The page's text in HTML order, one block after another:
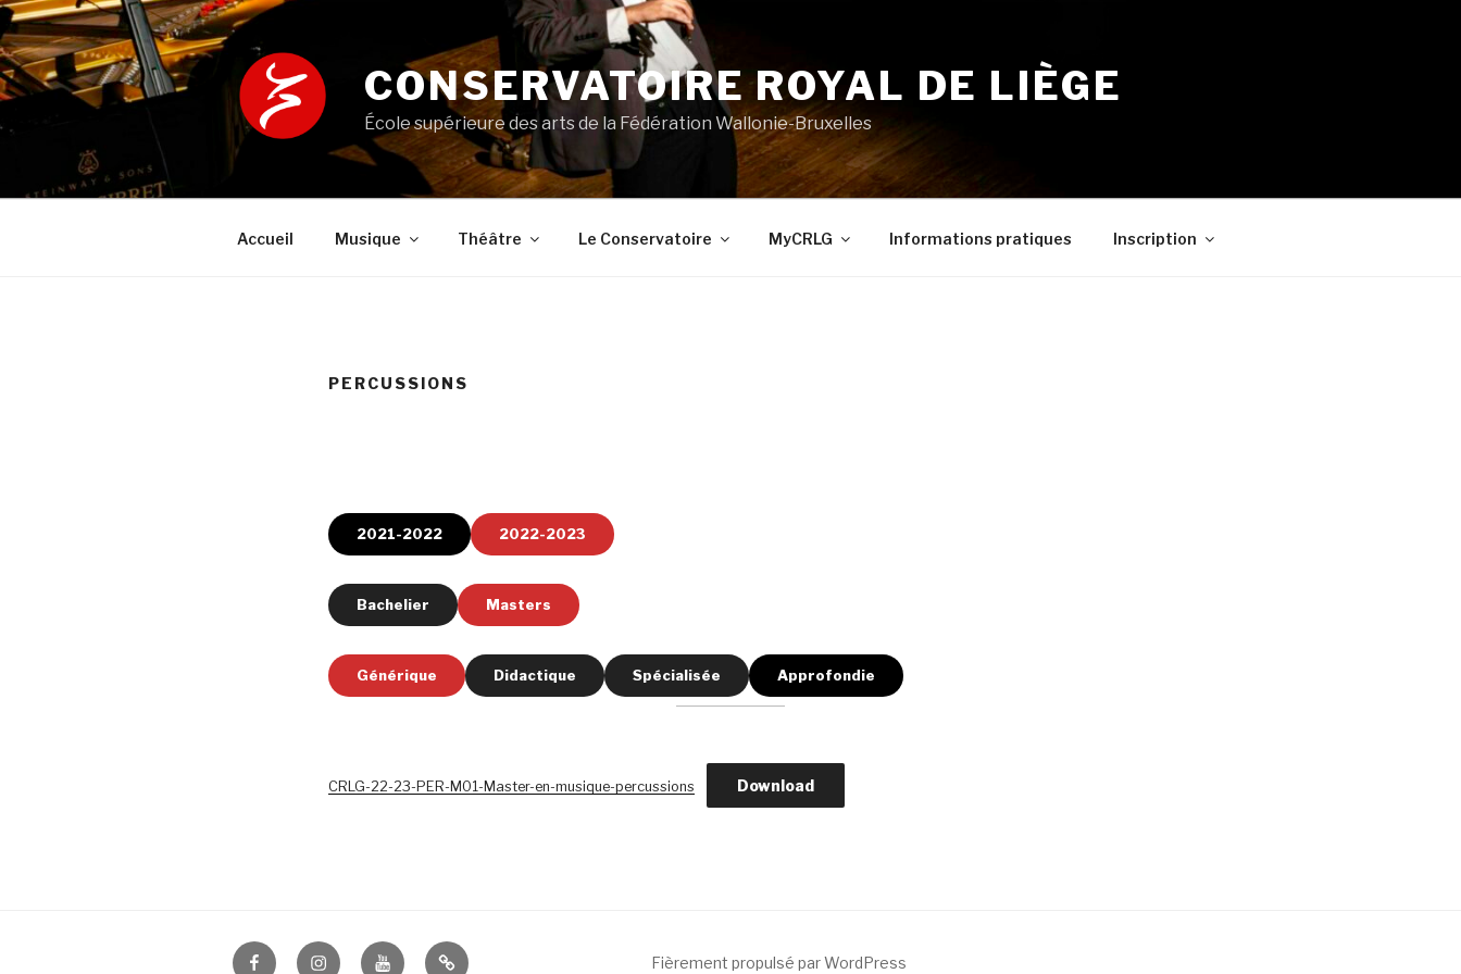
Aller
au
contenu
principal
CONSERVATOIRE ROYAL DE LIÈGE
École supérieure des arts de la Fédération Wallonie-Bruxelles
Accueil Musique Théâtre Le Conservatoire MyCRLG Informations pratiques Inscription
PERCUSSIONS
2021-2022 2022-2023
Bachelier Masters
Générique Didactique Spécialisée Approfondie
CRLG-22-23-PER-M01-Master-en-musique-percussions Download
Fièrement propulsé par WordPress